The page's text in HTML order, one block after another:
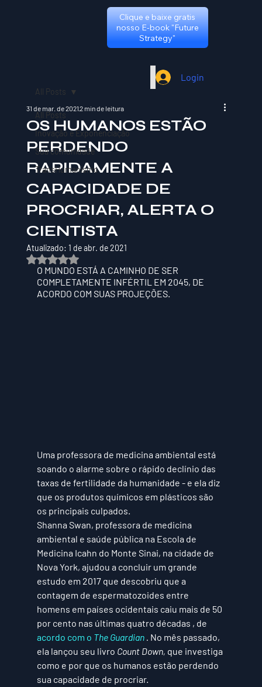
Clique e baixe gratis
nosso E-book "Future
Strategy"
Login
All Posts
Inovação e Exponenciação
Sua comunidade
TransHumanismo
All Posts
OS HUMANOS ESTÃO
PERDENDO
RAPIDAMENTE A
CAPACIDADE DE
PROCRIAR, ALERTA O
CIENTISTA
31 de mar. de 20212 min de leitura
Atualizado: 1 de abr. de 2021
Avaliado com NaN de 5 estrelas.
O MUNDO ESTÁ A CAMINHO DE SER
COMPLETAMENTE INFÉRTIL EM 2045, DE
ACORDO COM SUAS PROJEÇÕES.
Uma professora de medicina ambiental está
soando o alarme sobre o rápido declínio das
taxas de fertilidade da humanidade - e ela diz
que os produtos químicos em plásticos são
os principais culpados.
Shanna Swan, professora de medicina
ambiental e saúde pública na Escola de
Medicina Icahn do Monte Sinai, na cidade de
Nova York, ajudou a concluir um grande
estudo em 2017 que descobriu que a
contagem de espermatozoides entre
homens em países ocidentais caiu mais de 50
por cento nas últimas quatro décadas , de
acordo com o The Guardian . No mês passado,
ela lançou seu livro Count Down, que investiga
como e por que os humanos estão perdendo
sua capacidade de procriar.